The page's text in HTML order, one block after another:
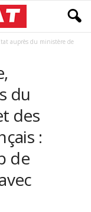
auprès du ministère de
du
des
:
de